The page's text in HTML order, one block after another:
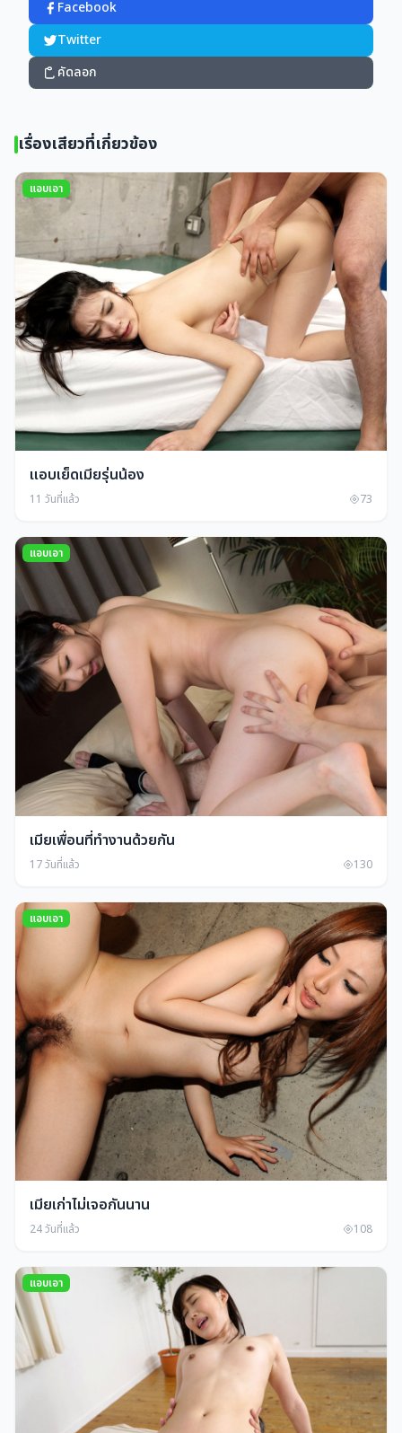
Facebook
Twitter
คัดลอก
เรื่องเสียวที่เกี่ยวข้อง
แอบเอา
แอบเย็ดเมียรุ่นน้อง
11 วันที่แล้ว 73
แอบเอา
เมียเพื่อนที่ทำงานด้วยกัน
17 วันที่แล้ว 130
แอบเอา
เมียเก่าไม่เจอกันนาน
24 วันที่แล้ว 108
แอบเอา